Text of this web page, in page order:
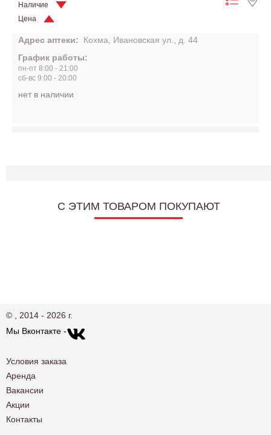
Наличие
Цена
Адрес аптеки:
Кохма, Ивановская ул., д. 44
График работы:
пн-пт 8:00 - 21:00
сб-вс 9:00 - 20:00
нет в наличии
C ЭТИМ ТОВАРОМ ПОКУПАЮТ
© , 2014 - 2026 г.
Мы Вконтакте -
Условия заказа
Аренда
Вакансии
Акции
Контакты